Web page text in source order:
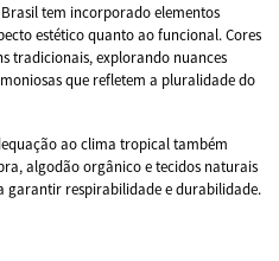
tem incorporado elementos
estético quanto ao funcional. Cores
tradicionais, explorando nuances
que refletem a pluralidade do
ao clima tropical também
algodão orgânico e tecidos naturais
garantir respirabilidade e durabilidade.